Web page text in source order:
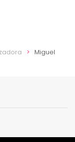
Miguel